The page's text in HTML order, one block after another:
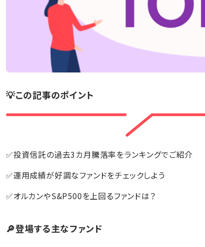
💡この記事のポイント
✅投資信託の過去3カ月騰落率をランキングでご紹介
✅運用成績が好調なファンドをチェックしよう
✅オルカンやS&P500を上回るファンドは？
🔎登場する主なファンド